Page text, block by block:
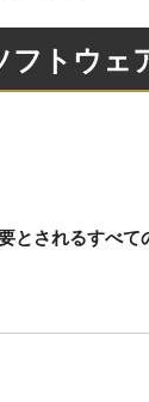
フトウェ
されるすべて